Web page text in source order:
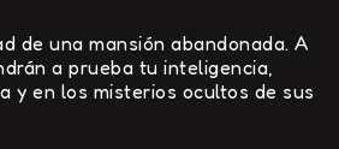
de una mansión abandonada. A
a prueba tu inteligencia,
y en los misterios ocultos de sus